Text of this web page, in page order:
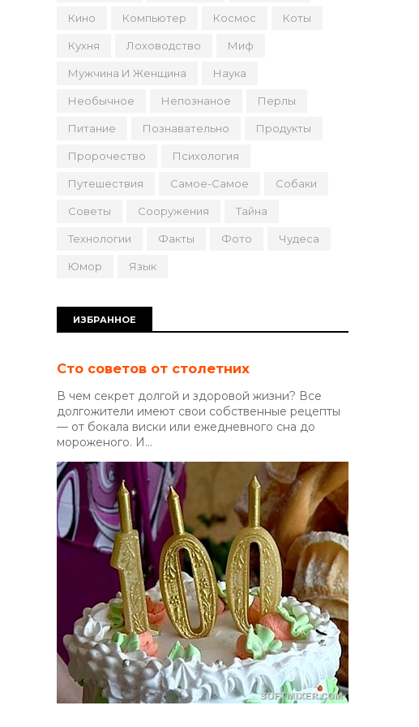
Кино Компьютер Космос Коты
Кухня Лоховодство Миф
Мужчина И Женщина Наука
Необычное Непознаное Перлы
Питание Познавательно Продукты
Пророчество Психология
Путешествия Самое-Самое Собаки
Советы Сооружения Тайна
Технологии Факты Фото Чудеса
Юмор Язык
ИЗБРАННОЕ
Сто советов от столетних
В чем секрет долгой и здоровой жизни? Все
долгожители имеют свои собственные рецепты
— от бокала виски или ежедневного сна до
мороженого. И...